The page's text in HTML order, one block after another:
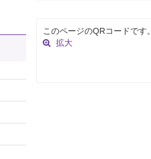
このページのQRコードです。
拡大